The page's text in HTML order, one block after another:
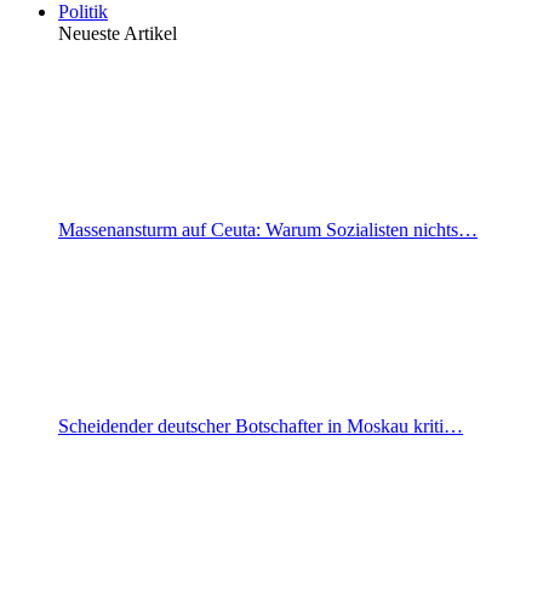
Politik
Neueste Artikel
Massenansturm auf Ceuta: Warum Sozialisten nichts…
Scheidender deutscher Botschafter in Moskau kriti…